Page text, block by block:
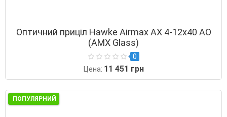
Оптичний приціл Hawke Airmax AX 4-12х40 AO
(AMX Glass)
0
Цена: 11 451 грн
ПОПУЛЯРНИЙ